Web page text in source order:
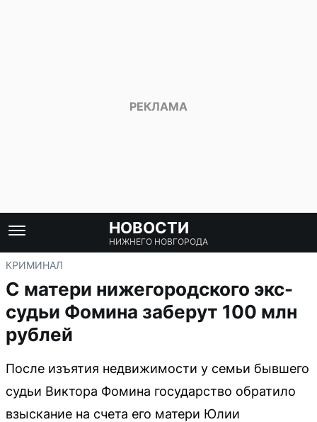
НОВОСТИ
НИЖНЕГО НОВГОРОДА
КРИМИНАЛ
С матери нижегородского экс-
судьи Фомина заберут 100 млн
рублей
После изъятия недвижимости у семьи бывшего
судьи Виктора Фомина государство обратило
взыскание на счета его матери Юлии